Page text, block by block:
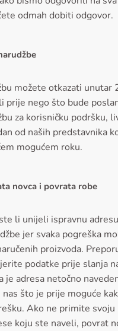
odmah dobiti odgovor.
možete otkazati unutar
prije nego što bude
za korisničku podršku,
od naših predstavnika
mogućem roku.
novca i povrata robe
li unijeli ispravnu
jer svaka pogreška
proizvoda.
podatke prije slanja
je adresa netočno
što je prije moguće
Ako ne primite svoju
koju ste naveli, povrat